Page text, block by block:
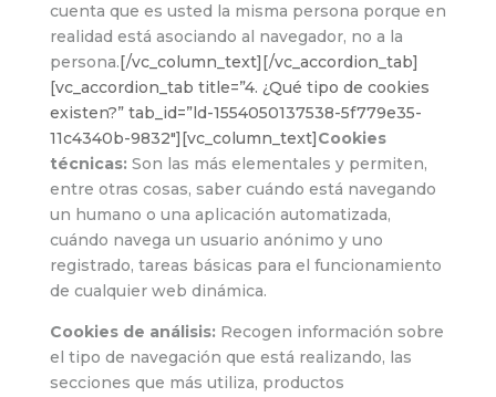
cuenta que es usted la misma persona porque en
realidad está asociando al navegador, no a la
persona.[/vc_column_text][/vc_accordion_tab]
[vc_accordion_tab title=”4. ¿Qué tipo de cookies
existen?” tab_id=”ld-1554050137538-5f779e35-
11c4340b-9832″][vc_column_text]Cookies
técnicas: Son las más elementales y permiten,
entre otras cosas, saber cuándo está navegando
un humano o una aplicación automatizada,
cuándo navega un usuario anónimo y uno
registrado, tareas básicas para el funcionamiento
de cualquier web dinámica.
Cookies de análisis: Recogen información sobre
el tipo de navegación que está realizando, las
secciones que más utiliza, productos